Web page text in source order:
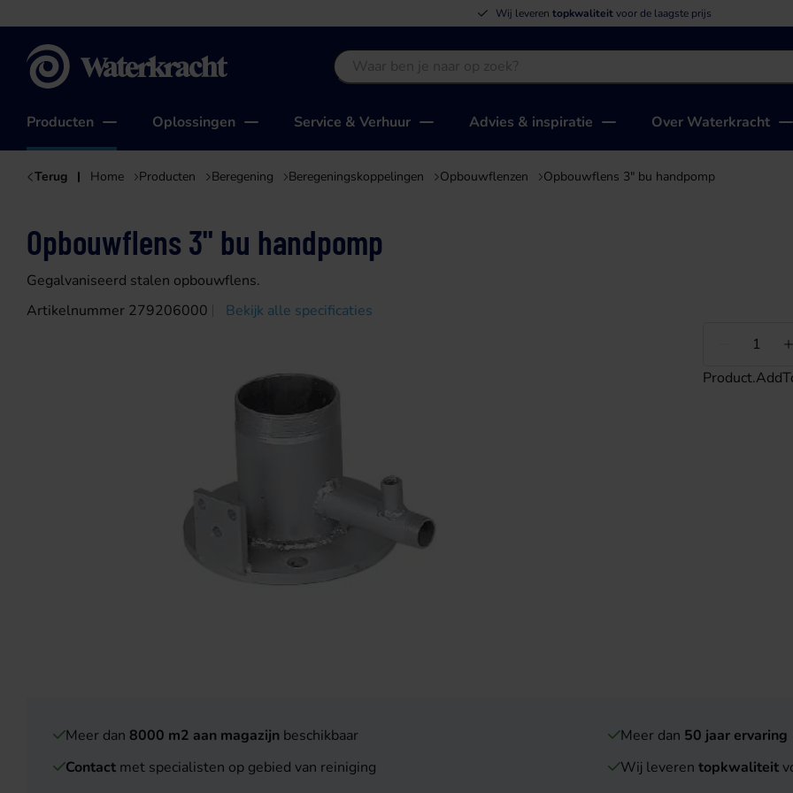
Wij leveren topkwaliteitvoor de laagste prijs
Producten Oplossingen Service & Verhuur Advies & inspiratie Over Waterkracht
Terug Home Producten Beregening Beregeningskoppelingen Opbouwflenzen Opbouwflens 3" bu handpomp
Opbouwflens 3" bu handpomp
Gegalvaniseerd stalen opbouwflens.
Artikelnummer 279206000
Bekijk alle specificaties
Minder
Meer dan 8000 m2 aan magazijn beschikbaar Meer dan 50 jaar ervaring
Contact met specialisten op gebied van reiniging Wij leveren topkwaliteit